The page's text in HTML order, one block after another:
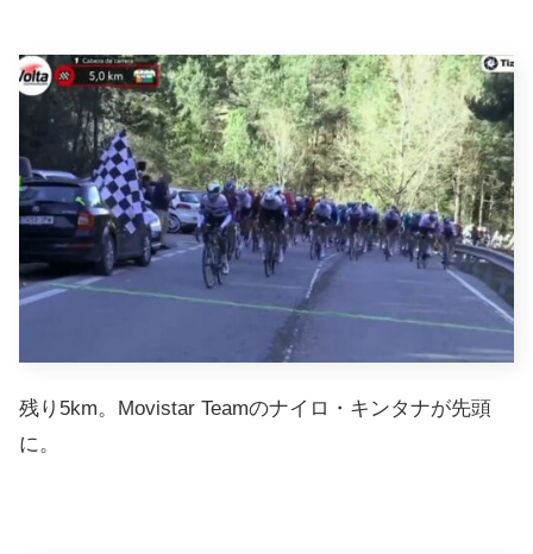
残り5km。Movistar Teamのナイロ・キンタナが先頭
に。